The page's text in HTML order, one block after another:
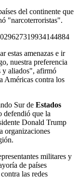
del continente que
"narcoterroristas".
estas amenazas e ir
nuestra preferencia
y aliados", afirmó
Américas contra los
Sur de Estados
defendió que la
Donald Trump
organizaciones
militares y
de países
las redes